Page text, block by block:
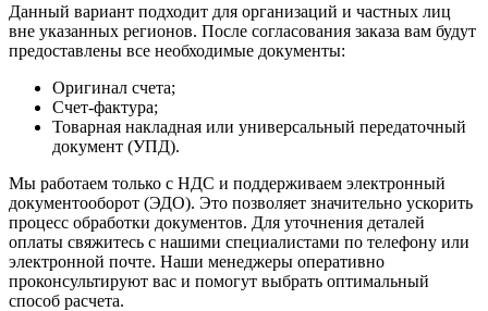
Данный вариант подходит для организаций и частных лиц
вне указанных регионов. После согласования заказа вам будут
предоставлены все необходимые документы:
Оригинал счета;
Счет-фактура;
Товарная накладная или универсальный передаточный
документ (УПД).
Мы работаем только с НДС и поддерживаем электронный
документооборот (ЭДО). Это позволяет значительно ускорить
процесс обработки документов. Для уточнения деталей
оплаты свяжитесь с нашими специалистами по телефону или
электронной почте. Наши менеджеры оперативно
проконсультируют вас и помогут выбрать оптимальный
способ расчета.